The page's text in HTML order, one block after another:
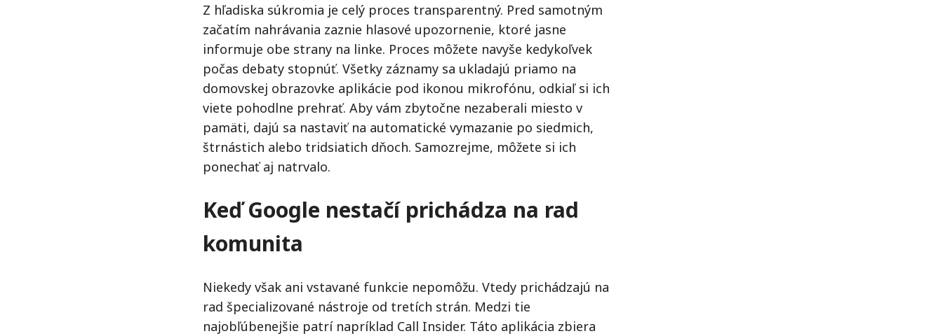
Z hľadiska súkromia je celý proces transparentný. Pred samotným
začatím nahrávania zaznie hlasové upozornenie, ktoré jasne
informuje obe strany na linke. Proces môžete navyše kedykoľvek
počas debaty stopnúť. Všetky záznamy sa ukladajú priamo na
domovskej obrazovke aplikácie pod ikonou mikrofónu, odkiaľ si ich
viete pohodlne prehrať. Aby vám zbytočne nezaberali miesto v
pamäti, dajú sa nastaviť na automatické vymazanie po siedmich,
štrnástich alebo tridsiatich dňoch. Samozrejme, môžete si ich
ponechať aj natrvalo.
Keď Google nestačí prichádza na rad
komunita
Niekedy však ani vstavané funkcie nepomôžu. Vtedy prichádzajú na
rad špecializované nástroje od tretích strán. Medzi tie
najobľúbenejšie patrí napríklad Call Insider. Táto aplikácia zbiera